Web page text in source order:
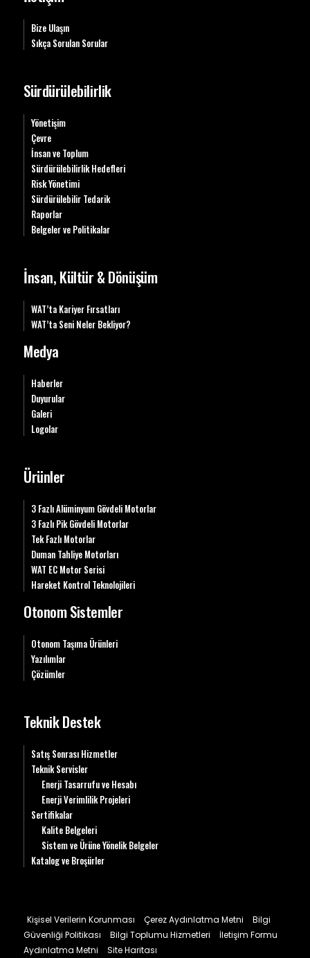
Bize Ulaşın
Sıkça Sorulan Sorular
Sürdürülebilirlik
Yönetişim
Çevre
İnsan ve Toplum
Sürdürülebilirlik Hedefleri
Risk Yönetimi
Sürdürülebilir Tedarik
Raporlar
Belgeler ve Politikalar
İnsan, Kültür & Dönüşüm
WAT’ta Kariyer Fırsatları
WAT’ta Seni Neler Bekliyor?
Medya
Haberler
Duyurular
Galeri
Logolar
Ürünler
3 Fazlı Alüminyum Gövdeli Motorlar
3 Fazlı Pik Gövdeli Motorlar
Tek Fazlı Motorlar
Duman Tahliye Motorları
WAT EC Motor Serisi
Hareket Kontrol Teknolojileri
Otonom Sistemler
Otonom Taşıma Ürünleri
Yazılımlar
Çözümler
Teknik Destek
Satış Sonrası Hizmetler
Teknik Servisler
Enerji Tasarrufu ve Hesabı
Enerji Verimlilik Projeleri
Sertifikalar
Kalite Belgeleri
Sistem ve Ürüne Yönelik Belgeler
Katalog ve Broşürler
Kişisel Verilerin Korunması Çerez Aydınlatma Metni
Bilgi
Güvenliği Politikası
Bilgi Toplumu Hizmetleri
İletişim Formu
Aydınlatma Metni
Site Haritası